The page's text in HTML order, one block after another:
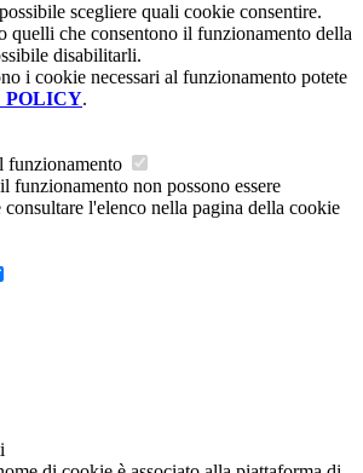
scegliere quali cookie consentire.
quelli che consentono il funzionamento della
disabilitarli.
i cookie necessari al funzionamento potete
POLICY.
funzionamento
funzionamento non possono essere
l'elenco nella pagina della cookie